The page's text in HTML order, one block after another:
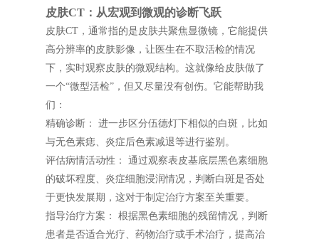
皮肤CT：从宏观到微观的诊断飞跃
皮肤CT，通常指的是皮肤共聚焦显微镜，它能提供
高分辨率的皮肤影像，让医生在不取活检的情况
下，实时观察皮肤的微观结构。这就像给皮肤做了
一个“微型活检”，但又尽量没有创伤。它能帮助我
们：
精确诊断： 进一步区分伍德灯下相似的白斑，比如
与无色素痣、炎症后色素减退等进行鉴别。
评估病情活动性： 通过观察表皮基底层黑色素细胞
的破坏程度、炎症细胞浸润情况，判断白斑是否处
于更快发展期，这对于制定治疗方案至关重要。
指导治疗方案： 根据黑色素细胞的残留情况，判断
患者是否适合光疗、药物治疗或手术治疗，提高治